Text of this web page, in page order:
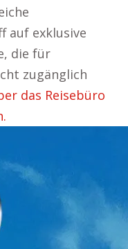
auf exklusive
die für
zugänglich
das Reisebüro